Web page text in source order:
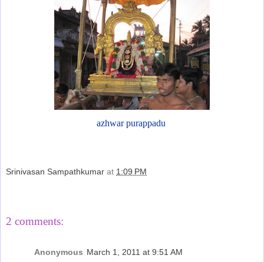
azhwar purappadu
Srinivasan Sampathkumar at 1:09 PM
2 comments:
Anonymous March 1, 2011 at 9:51 AM